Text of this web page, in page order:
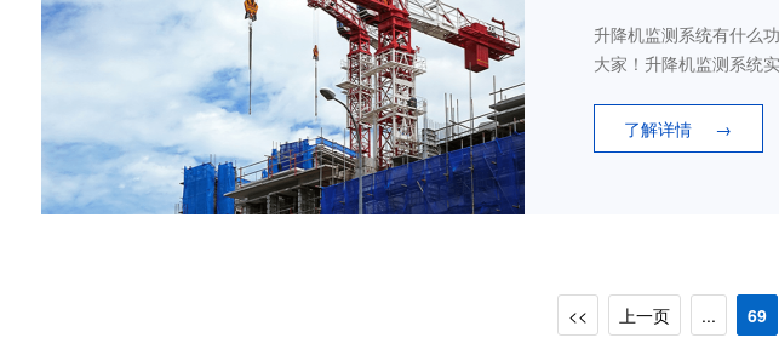
升降机监测系统有什么
大家！升降机监测系统​
了解详情
→
<< 上一页 ... 69